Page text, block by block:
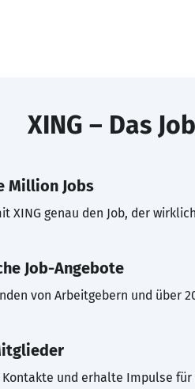
XING – Das
Million Jobs
XING genau den Job, der
Job-Angebote
von Arbeitgebern und über
Kontakte und erhalte Impulse für